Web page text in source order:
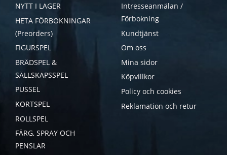
NYTT I LAGER
HETA FÖRBOKNINGAR
(Preorders)
FIGURSPEL
BRÄDSPEL &
SÄLLSKAPSSPEL
PUSSEL
KORTSPEL
ROLLSPEL
FÄRG, SPRAY OCH
PENSLAR
Intresseanmälan /
Förbokning
Kundtjänst
Om oss
Mina sidor
Köpvillkor
Policy och cookies
Reklamation och retur